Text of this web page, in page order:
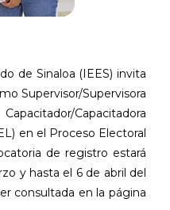
de Sinaloa (IEES) invita
Supervisor/Supervisora
Capacitadora
en el Proceso Electoral
de registro estará
y hasta el 6 de abril del
consultada en la página